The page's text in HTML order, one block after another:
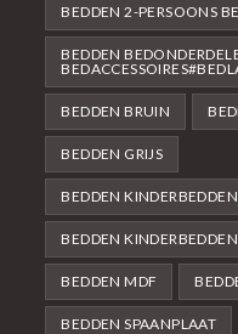
BEDDEN 2-PERSOONS
BEDDEN
BEDDEN BRUIN
BEDDEN GRIJS
BEDDEN
BEDDEN
BEDDEN MDF
BEDDEN SPAANPLAAT